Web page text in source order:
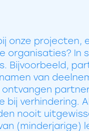
onze projecten,
organisaties? In
Bijvoorbeeld,
van
verhindering.
nooit
(minderjarige)